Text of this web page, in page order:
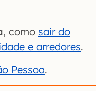
, como sair do
e arredores.
Pessoa.